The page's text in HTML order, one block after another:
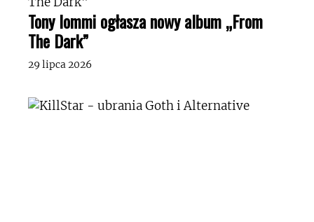
Tony Iommi ogłasza nowy album „From
The Dark”
29 lipca 2026